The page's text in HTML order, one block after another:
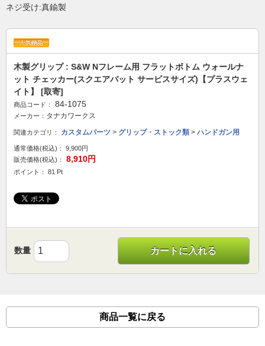
ネジ受け:真鍮製
木製グリップ : S&W Nフレーム用 フラットボトム ウォールナ
ット チェッカー(スクエアバット サービスサイズ)【プラスウェ
イト】 [取寄]
商品コード： 84-1075
メーカー： タナカワークス
関連カテゴリ： カスタムパーツ > グリップ・ストック類 > ハンドガン用
通常価格(税込)：
9,900円
販売価格(税込)：
8,910円
ポイント： 81 Pt
数量 カートに入れる
商品一覧に戻る